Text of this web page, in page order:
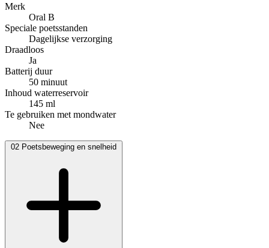
Merk
Oral B
Speciale poetsstanden
Dagelijkse verzorging
Draadloos
Ja
Batterij duur
50 minuut
Inhoud waterreservoir
145 ml
Te gebruiken met mondwater
Nee
02 Poetsbeweging en snelheid